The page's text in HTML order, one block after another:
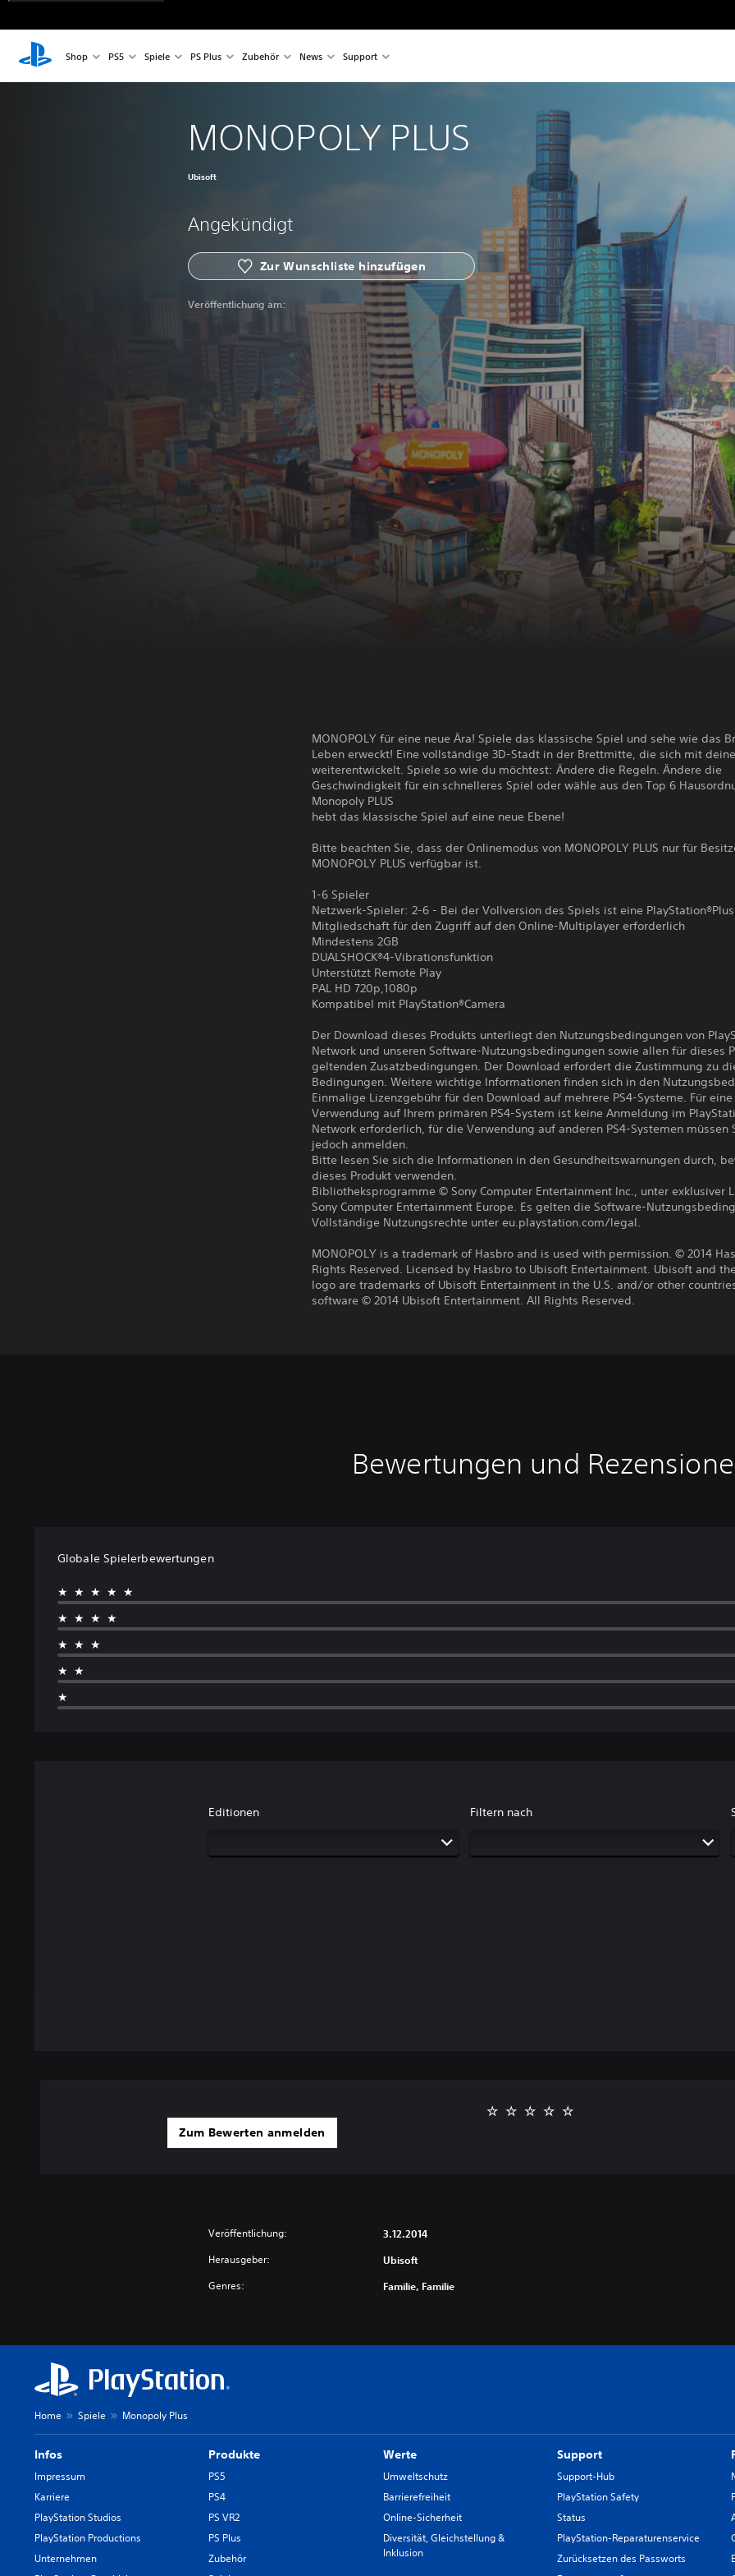
Shop PS5 Spiele PS Plus Zubehör News Support
MONOPOLY PLUS
Ubisoft
Angekündigt
Zur Wunschliste hinzufügen
Veröffentlichung am:
MONOPOLY für eine neue Ära! Spiele das klassische Spiel und sehe wie das
Leben erweckt! Eine vollständige 3D-Stadt in der Brettmitte, die sich mit
weiterentwickelt. Spiele so wie du möchtest: Ändere die Regeln. Ändere die
Geschwindigkeit für ein schnelleres Spiel oder wähle aus den Top 6
Monopoly PLUS
hebt das klassische Spiel auf eine neue Ebene!
Bitte beachten Sie, dass der Onlinemodus von MONOPOLY PLUS nur für
MONOPOLY PLUS verfügbar ist.
1-6 Spieler
Netzwerk-Spieler: 2-6 - Bei der Vollversion des Spiels ist eine
Mitgliedschaft für den Zugriff auf den Online-Multiplayer erforderlich
Mindestens 2GB
DUALSHOCK®4-Vibrationsfunktion
Unterstützt Remote Play
PAL HD 720p,1080p
Kompatibel mit PlayStation®Camera
Der Download dieses Produkts unterliegt den Nutzungsbedingungen von
Network und unseren Software-Nutzungsbedingungen sowie allen für dieses
geltenden Zusatzbedingungen. Der Download erfordert die Zustimmung zu
Bedingungen. Weitere wichtige Informationen finden sich in den
Einmalige Lizenzgebühr für den Download auf mehrere PS4-Systeme. Für eine
Verwendung auf Ihrem primären PS4-System ist keine Anmeldung im
Network erforderlich, für die Verwendung auf anderen PS4-Systemen müssen
jedoch anmelden.
Bitte lesen Sie sich die Informationen in den Gesundheitswarnungen durch,
dieses Produkt verwenden.
Bibliotheksprogramme © Sony Computer Entertainment Inc., unter exklusiver
Sony Computer Entertainment Europe. Es gelten die Software-
Vollständige Nutzungsrechte unter eu.playstation.com/legal.
MONOPOLY is a trademark of Hasbro and is used with permission. © 2014
Rights Reserved. Licensed by Hasbro to Ubisoft Entertainment. Ubisoft and
logo are trademarks of Ubisoft Entertainment in the U.S. and/or other
software © 2014 Ubisoft Entertainment. All Rights Reserved.
Bewertungen und
Globale Spielerbewertungen
★★★★★
★★★★
★★★
★★
★
Editionen Filtern nach
Zum Bewerten anmelden
Veröffentlichung: 3.12.2014
Herausgeber: Ubisoft
Genres: Familie, Familie
Home Spiele Monopoly Plus
Infos
Impressum
Karriere
PlayStation Studios
PlayStation Productions
Unternehmen
Produkte
PS5
PS4
PS VR2
PS Plus
Zubehör
Werte
Umweltschutz
Barrierefreiheit
Online-Sicherheit
Diversität, Gleichstellung &
Inklusion
Support
Support-Hub
PlayStation Safety
Status
PlayStation-Reparaturenservice
Zurücksetzen des Passworts